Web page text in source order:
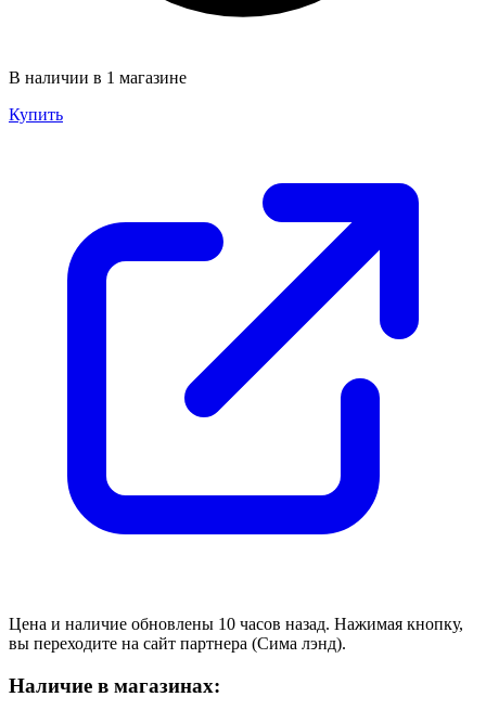
В наличии в 1 магазине
Купить
Цена и наличие обновлены 10 часов назад. Нажимая кнопку,
вы переходите на сайт партнера (Сима лэнд).
Наличие в магазинах: